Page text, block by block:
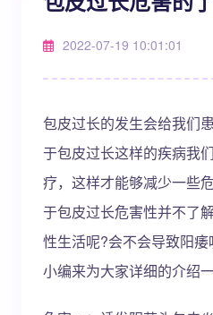
2022-07-19 10:01:01
包皮过长的发生会给我们
于包皮过长这样的疾病我
疗，这样才能够减少一些
于包皮过长危害性并不了
性生活呢?会不会导致阳
小编来为大家详细的介绍一